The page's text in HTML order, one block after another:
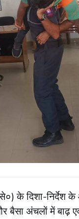
के दिशा-
बैसा अंचलों में